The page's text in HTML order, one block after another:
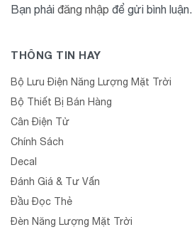
Bạn phải đăng nhập để gửi bình luận.
THÔNG TIN HAY
Bộ Lưu Điện Năng Lượng Mặt Trời
Bộ Thiết Bị Bán Hàng
Cân Điện Tử
Chính Sách
Decal
Đánh Giá & Tư Vấn
Đầu Đọc Thẻ
Đèn Năng Lượng Mặt Trời